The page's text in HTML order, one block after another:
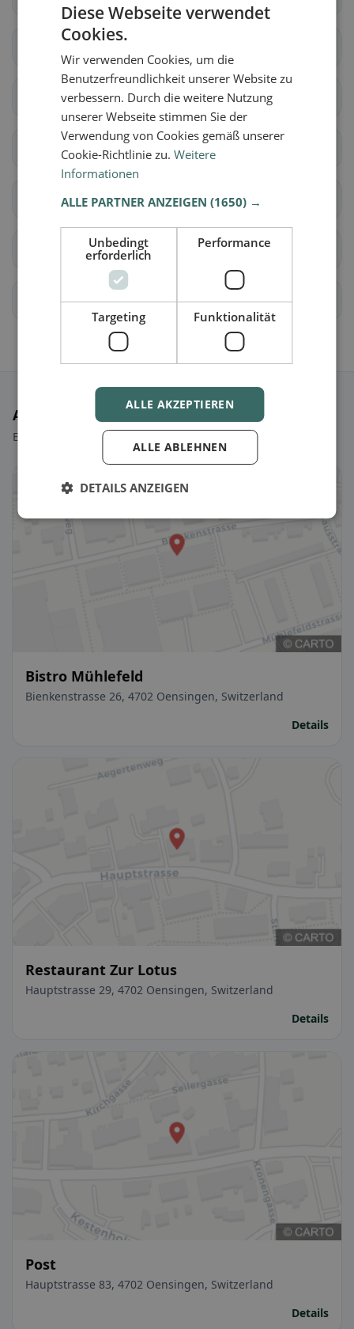
Seedorf (BE) Aarwangen
Bannwil
Bleienbach Busswil bei Melchnau
Langenthal
Lotzwil Madiswil
Ausgewählte Restaurants
Ein paar Picks, um sofort loszulegen.
Bistro Mühlefeld
Bienkenstrasse 26, 4702 Oensingen, Switzerland
Details
Restaurant Zur Lotus
Hauptstrasse 29, 4702 Oensingen, Switzerland
Details
Post
Hauptstrasse 83, 4702 Oensingen, Switzerland
Details
Diese Webseite verwendet
Cookies.
Wir verwenden Cookies, um die
Benutzerfreundlichkeit unserer Website zu
verbessern. Durch die weitere Nutzung
unserer Webseite stimmen Sie der
Verwendung von Cookies gemäß unserer
Cookie-Richtlinie zu.Weitere
Informationen
ALLE PARTNER ANZEIGEN(1650) →
Unbedingt
erforderlich
Performance
Targeting Funktionalität
ALLE AKZEPTIEREN
ALLE ABLEHNEN
DETAILS ANZEIGEN